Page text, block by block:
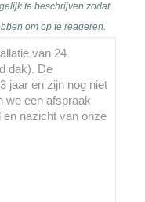
te beschrijven zodat
om op te reageren.